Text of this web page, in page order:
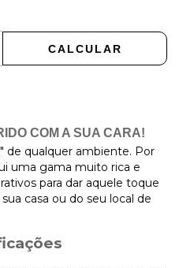
CALCULAR
COM A SUA CARA!
de qualquer ambiente. Por
uma gama muito rica e
para dar aquele toque
casa ou do seu local de